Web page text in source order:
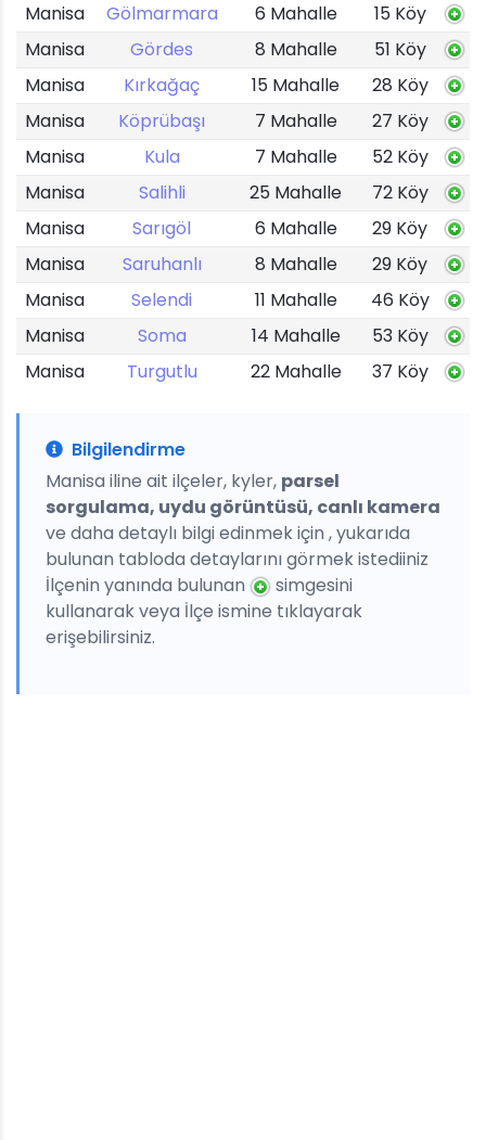
Manisa
Gölmarmara 6 Mahalle
15 Köy
Manisa
Gördes 8 Mahalle
51 Köy
Manisa
Kırkağaç 15 Mahalle
28 Köy
Manisa
Köprübaşı 7 Mahalle
27 Köy
Manisa
Kula 7 Mahalle
52 Köy
Manisa
Salihli 25 Mahalle
72 Köy
Manisa
Sarıgöl 6 Mahalle
29 Köy
Manisa
Saruhanlı 8 Mahalle
29 Köy
Manisa
Selendi 11 Mahalle
46 Köy
Manisa
Soma 14 Mahalle
53 Köy
Manisa
Turgutlu 22 Mahalle 37 Köy
Bilgilendirme
Manisa iline ait ilçeler, kyler, parsel
sorgulama, uydu görüntüsü, canlı kamera
ve daha detaylı bilgi edinmek için , yukarıda
bulunan tabloda detaylarını görmek istediiniz
İlçenin yanında bulunan
simgesini
kullanarak veya İlçe ismine tıklayarak
erişebilirsiniz.